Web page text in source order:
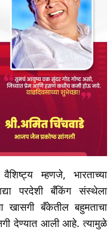
म्हणजे, भारताच्या
परदेशी बँकिंग संस्थेला
खासगी बँकेतील बहुमताचा
देण्यात आली आहे. त्यामुळे